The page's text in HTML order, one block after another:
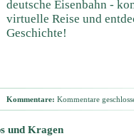
deutsche Eisenbahn -
virtuelle Reise und
Geschichte!
Kommentare: Kommentare
und Kragen